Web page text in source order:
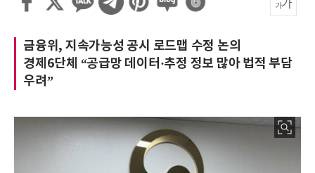
금융위, 지속가능성 공시 로드맵 수정 논의
경제6단체 “공급망 데이터·추정 정보 많아 법적 부담
우려”